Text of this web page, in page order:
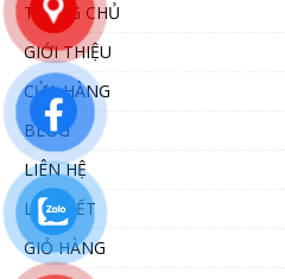
TRANG CHỦ
GIỚI THIỆU
CỬA HÀNG
BLOG
LIÊN HỆ
LIÊN KẾT
GIỎ HÀNG